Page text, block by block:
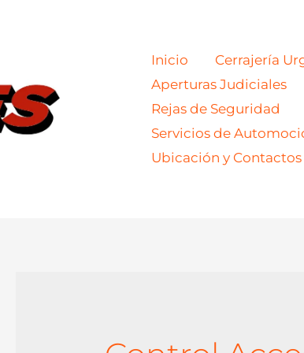
Inicio
Cerrajería
Aperturas Judiciales
Rejas de Seguridad
Servicios de
Ubicación y Contactos